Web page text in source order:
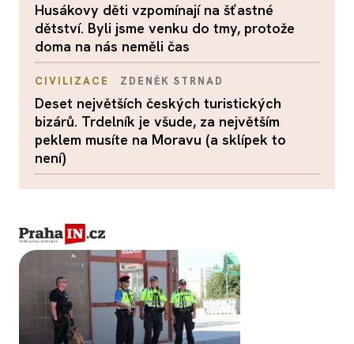
Husákovy děti vzpomínají na šťastné
dětství. Byli jsme venku do tmy, protože
doma na nás neměli čas
CIVILIZACE ZDENĚK STRNAD
Deset největších českých turistických
bizárů. Trdelník je všude, za největším
peklem musíte na Moravu (a sklípek to
není)